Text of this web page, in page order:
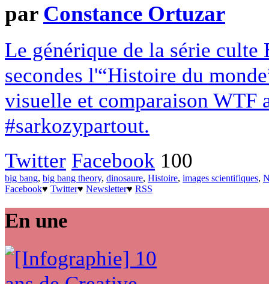
par Constance Ortuzar
Le générique de la série culte
secondes l'“Histoire du
visuelle et comparaison WTF
#sarkozypartout.
Twitter Facebook 100
big bang, big bang theory, dinosaure, Histoire, images scientifiques,
Facebook♥ Twitter♥ Newsletter♥ RSS
En une